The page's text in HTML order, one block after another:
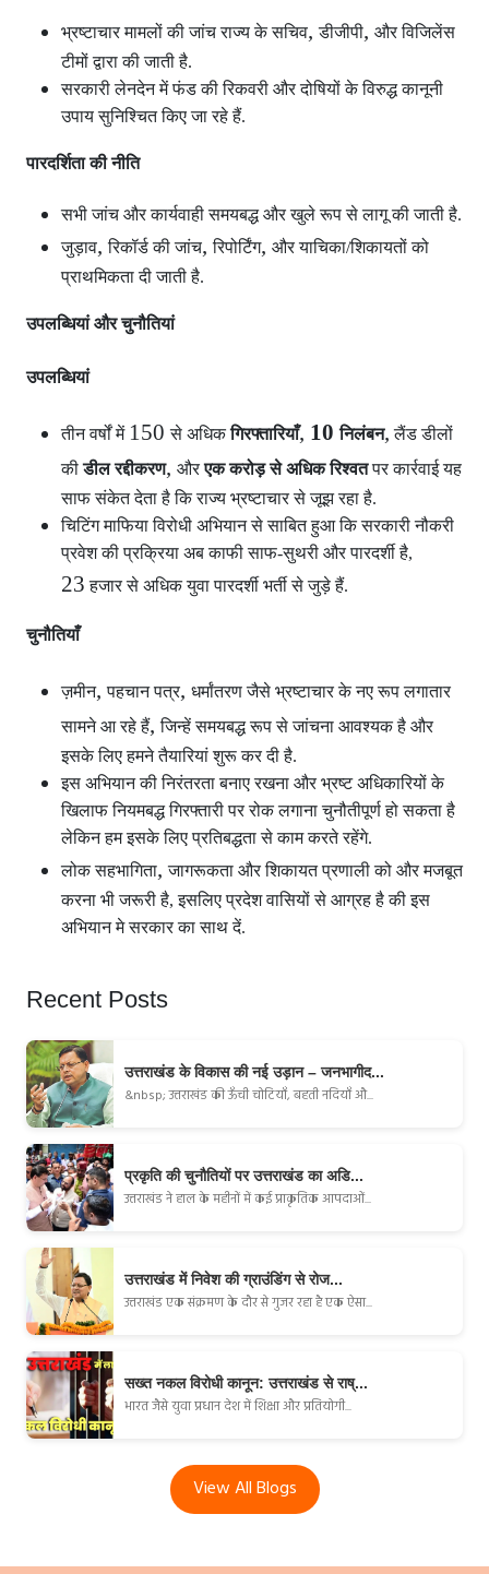
भ्रष्टाचार मामलों की जांच राज्य के सचिव,डीजीपी, और विजिलेंस
टीमों द्वारा की जाती है.
सरकारी लेनदेन में फंड की रिकवरी और दोषियों के विरुद्ध कानूनी
उपाय सुनिश्चित किए जा रहे हैं.
पारदर्शिता की नीति
सभी जांच और कार्यवाही समयबद्ध और खुले रूप से लागू की जाती है.
जुड़ाव,रिकॉर्ड की जांच,रिपोर्टिंग, और याचिका/शिकायतों को
प्राथमिकता दी जाती है.
उपलब्धियां और चुनौतियां
उपलब्धियां
तीन वर्षों में 150से अधिकगिरफ्तारियाँ, 10निलंबन, लैंड डीलों
की डील रद्दीकरण, और एक करोड़ से अधिक रिश्वत पर कार्रवाई यह
साफ संकेत देता है कि राज्य भ्रष्टाचार से जूझ रहा है.
चिटिंग माफिया विरोधी अभियान से साबित हुआ कि सरकारी नौकरी
प्रवेश की प्रक्रिया अब काफी साफ-सुथरी और पारदर्शी है,
23 हजार से अधिक युवा पारदर्शी भर्ती से जुड़े हैं.
चुनौतियाँ
ज़मीन,पहचान पत्र, धर्मांतरण जैसे भ्रष्टाचार के नए रूप लगातार
सामने आ रहे हैं,जिन्हें समयबद्ध रूप से जांचना आवश्यक है और
इसके लिए हमने तैयारियां शुरू कर दी है.
इस अभियान की निरंतरता बनाए रखना और भ्रष्ट अधिकारियों के
खिलाफ नियमबद्ध गिरफ्तारी पर रोक लगाना चुनौतीपूर्ण हो सकता है
लेकिन हम इसके लिए प्रतिबद्धता से काम करते रहेंगे.
लोक सहभागिता,जागरूकता और शिकायत प्रणाली को और मजबूत
करना भी जरूरी है, इसलिए प्रदेश वासियों से आग्रह है की इस
अभियान मे सरकार का साथ दें.
Recent Posts
उत्तराखंड के विकास की नई उड़ान – जनभागीद...
&nbsp; उत्तराखंड की ऊँची चोटियाँ, बहती नदियाँ औ...
प्रकृति की चुनौतियों पर उत्तराखंड का अडि...
उत्तराखंड ने हाल के महीनों में कई प्राकृतिक आपदाओं...
उत्तराखंड में निवेश की ग्राउंडिंग से रोज...
उत्तराखंड एक संक्रमण के दौर से गुजर रहा है एक ऐसा...
सख्त नकल विरोधी कानून: उत्तराखंड से राष्...
भारत जैसे युवा प्रधान देश में शिक्षा और प्रतियोगी...
View All Blogs